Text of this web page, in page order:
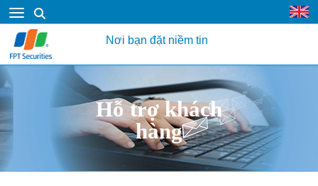
Nơi bạn đặt niềm tin
Hỗ trợ khách
hàng